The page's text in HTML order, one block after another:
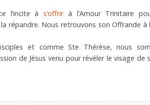
l’incite às’offrirà l’Amour Trinitaire
répandre. Nous retrouvons son Offrande à
et comme Ste Thérèse, nous
de Jésus venu pour révéler le visage de